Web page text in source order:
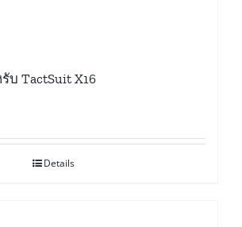
TactSuit X16
Details